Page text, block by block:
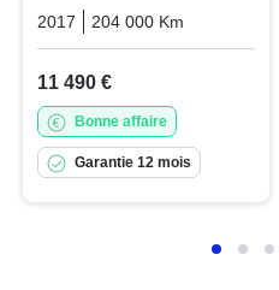
2017
204 000 Km
11 490 €
Bonne affaire
Garantie 12 mois